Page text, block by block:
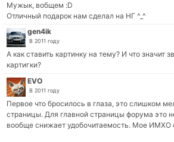
Мужык, вобщем :D
Отличный подарок нам сделал на НГ ^_^
gen4ik
В 2011 году
А как ставить картинку на тему? И что значит
картигки?
EVO
В 2011 году
Первое что бросилось в глаза, это слишком
страницы. Для главной страницы форума это
вообще снижает удобочитаемость. Мое ИМХО